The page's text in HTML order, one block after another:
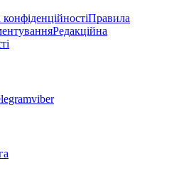
Правила
Редакційна
viber